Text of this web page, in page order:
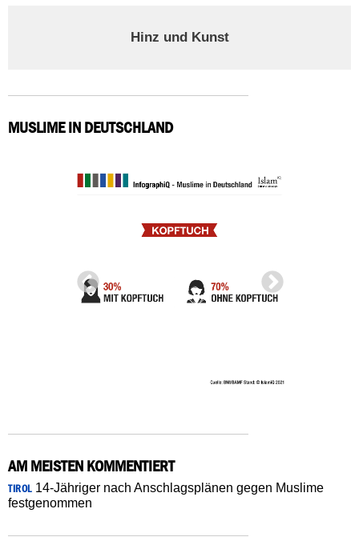
Hinz und Kunst
MUSLIME IN DEUTSCHLAND
AM MEISTEN KOMMENTIERT
TIROL14-Jähriger nach Anschlagsplänen gegen Muslime
festgenommen